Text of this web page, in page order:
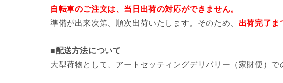
自転車のご注文は、当日出荷の対応ができません。
準備が出来次第、順次出荷いたします。そのため、 出荷完了ま
■配送方法について
大型荷物として、アートセッティングデリバリー（家財便）で